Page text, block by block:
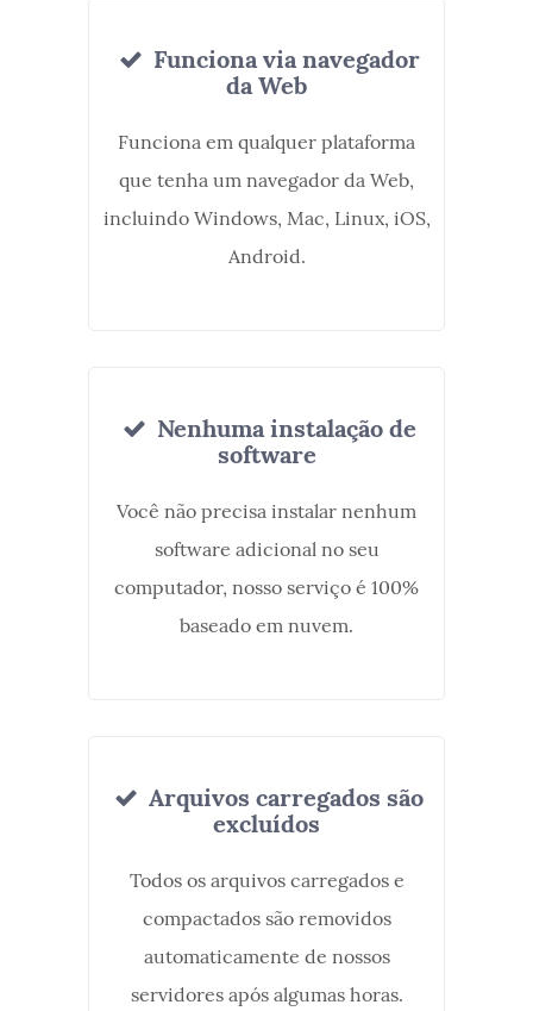
Funciona via navegador
da Web
Funciona em qualquer plataforma
que tenha um navegador da Web,
incluindo Windows, Mac, Linux, iOS,
Android.
Nenhuma instalação de
software
Você não precisa instalar nenhum
software adicional no seu
computador, nosso serviço é 100%
baseado em nuvem.
Arquivos carregados são
excluídos
Todos os arquivos carregados e
compactados são removidos
automaticamente de nossos
servidores após algumas horas.